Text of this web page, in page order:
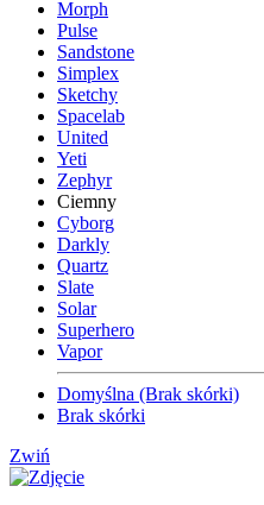
Morph
Pulse
Sandstone
Simplex
Sketchy
Spacelab
United
Yeti
Zephyr
Ciemny
Cyborg
Darkly
Quartz
Slate
Solar
Superhero
Vapor
Domyślna (Brak skórki)
Brak skórki
Zwiń